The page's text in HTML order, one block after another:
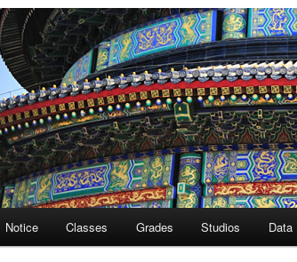
Notice Classes Grades Studios Data